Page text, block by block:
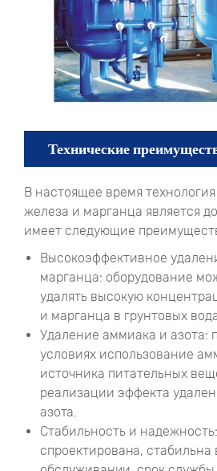
Технические
В настоящее время
железа и марганца является
имеет следующие
Высокоэффективное
марганца: оборудование
удалять высокую
и марганца в грунтовых
Удаление аммиака и азота:
условиях использование
источника питательных
реализации эффекта
азота.
Стабильность и
спроектирована, стабильна